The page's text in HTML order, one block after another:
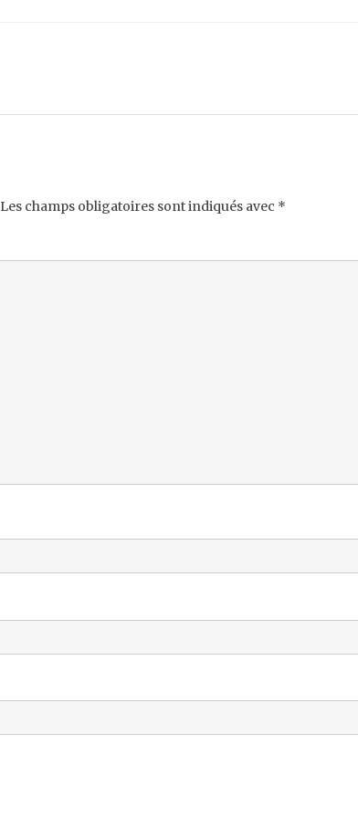
Les champs obligatoires sont indiqués avec *